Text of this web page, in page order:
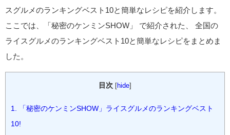
スグルメのランキングベスト10と簡単なレシピを紹介します。
ここでは、「秘密のケンミンSHOW」 で紹介された、 全国の
ライスグルメのランキングベスト10と簡単なレシピをまとめま
した。
目次 [hide]
1. 「秘密のケンミンSHOW」ライスグルメのランキングベスト
10!